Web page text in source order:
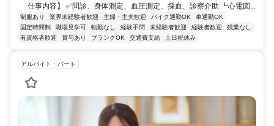
仕事内容】 ✅問診、身体測定、血圧測定、採血、診察介助 ┗心電図...
制服あり 業界未経験者歓迎 主婦・主夫歓迎 バイク通勤OK
車通勤OK
固定時間制
職場見学可 転勤なし 経験不問 未経験者歓迎 経験者歓迎
残業なし
有資格者歓迎
賞与あり ブランクOK 交通費支給 土日祝休み
アルバイト・パート